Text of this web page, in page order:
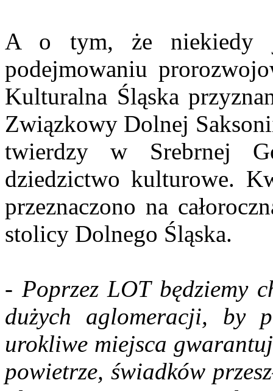
A o tym, że niekiedy
podejmowaniu
Kulturalna Śląska
Związkowy Dolnej
twierdzy w Srebrnej
dziedzictwo kulturowe.
przeznaczono na
stolicy Dolnego Śląska.
- Poprzez LOT będziemy
dużych aglomeracji, by
urokliwe miejsca
powietrze, świadków